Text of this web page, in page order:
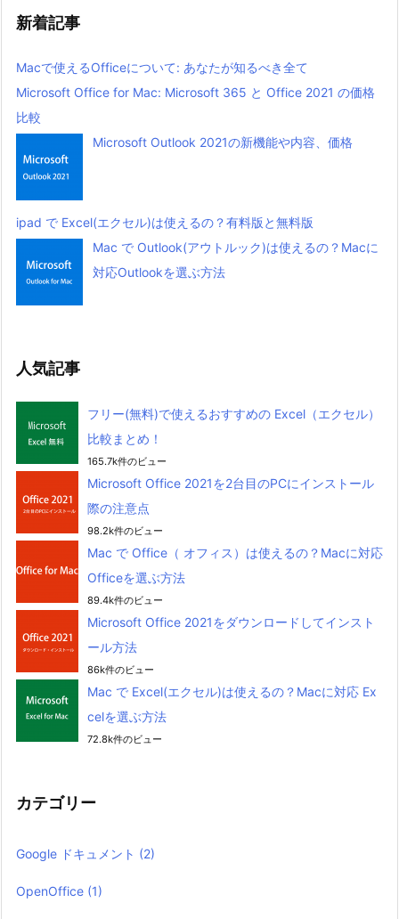
新着記事
Macで使えるOfficeについて: あなたが知るべき全て
Microsoft Office for Mac: Microsoft 365 と Office 2021 の価格
比較
Microsoft Outlook 2021の新機能や内容、価格
ipad で Excel(エクセル)は使えるの？有料版と無料版
Mac で Outlook(アウトルック)は使えるの？Macに
対応Outlookを選ぶ方法
人気記事
フリー(無料)で使えるおすすめの Excel（エクセル）
比較まとめ！
165.7k件のビュー
Microsoft Office 2021を2台目のPCにインストール
際の注意点
98.2k件のビュー
Mac で Office（ オフィス）は使えるの？Macに対応
Officeを選ぶ方法
89.4k件のビュー
Microsoft Office 2021をダウンロードしてインスト
ール方法
86k件のビュー
Mac で Excel(エクセル)は使えるの？Macに対応 Ex
celを選ぶ方法
72.8k件のビュー
カテゴリー
Google ドキュメント (2)
OpenOffice (1)